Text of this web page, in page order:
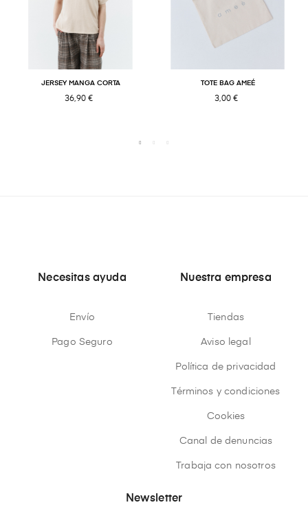
JERSEY MANGA CORTA
36,90 €
TOTE BAG AMEÉ
3,00 €
Necesitas ayuda
Envío
Pago Seguro
Nuestra empresa
Tiendas
Aviso legal
Política de privacidad
Términos y condiciones
Cookies
Canal de denuncias
Trabaja con nosotros
Newsletter